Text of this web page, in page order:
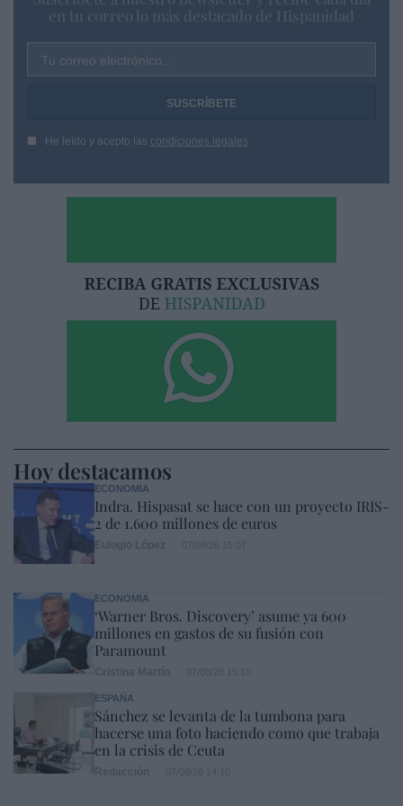
en tu correo lo más destacado de Hispanidad
Tu correo electrónico...
He leído y acepto las condiciones legales
Hoy destacamos
ECONOMÍA
Indra. Hispasat se hace con un proyecto IRIS-
2 de 1.600 millones de euros
ECONOMÍA
‘Warner Bros. Discovery’ asume ya 600
millones en gastos de su fusión con
Paramount
ESPAÑA
Sánchez se levanta de la tumbona para
hacerse una foto haciendo como que trabaja
en la crisis de Ceuta